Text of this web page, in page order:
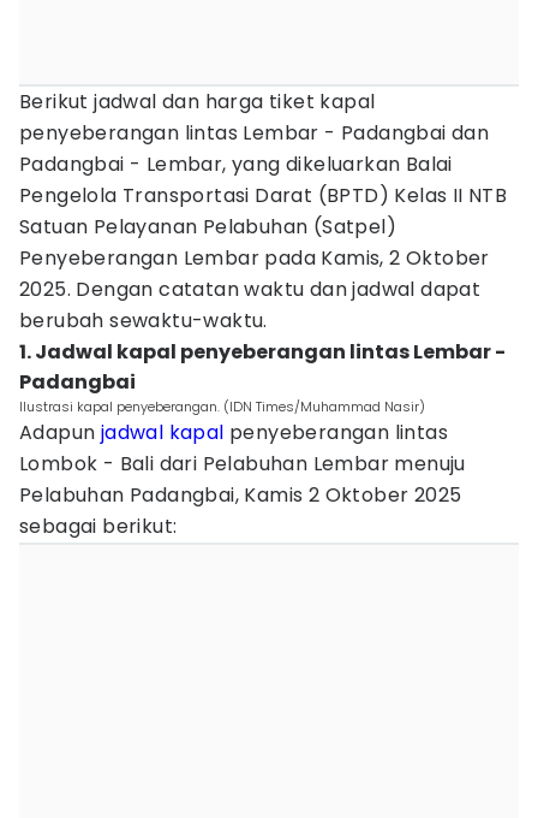
Berikut jadwal dan harga tiket kapal
penyeberangan lintas Lembar - Padangbai dan
Padangbai - Lembar, yang dikeluarkan Balai
Pengelola Transportasi Darat (BPTD) Kelas II NTB
Satuan Pelayanan Pelabuhan (Satpel)
Penyeberangan Lembar pada Kamis, 2 Oktober
2025. Dengan catatan waktu dan jadwal dapat
berubah sewaktu-waktu.
1. Jadwal kapal penyeberangan lintas Lembar -
Padangbai
Ilustrasi kapal penyeberangan. (IDN Times/Muhammad Nasir)
Adapun jadwal kapal penyeberangan lintas
Lombok - Bali dari Pelabuhan Lembar menuju
Pelabuhan Padangbai, Kamis 2 Oktober 2025
sebagai berikut: